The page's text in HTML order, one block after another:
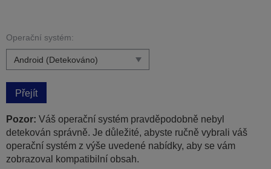
Operační systém:
Přejít
Pozor: Váš operační systém pravděpodobně nebyl
detekován správně. Je důležité, abyste ručně vybrali váš
operační systém z výše uvedené nabídky, aby se vám
zobrazoval kompatibilní obsah.